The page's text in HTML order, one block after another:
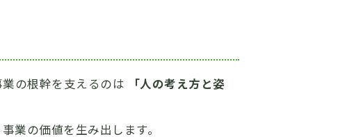
の根幹を支えるのは
「人の考え方と姿
業の価値を生み出します。